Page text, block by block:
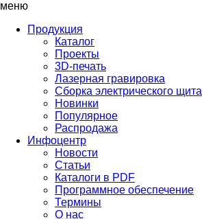
меню
Продукция
Каталог
Проекты
3D-печать
Лазерная гравировка
Сборка электрического щита
Новинки
Популярное
Распродажа
Инфоцентр
Новости
Статьи
Каталоги в PDF
Программное обеспечение
Термины
О нас